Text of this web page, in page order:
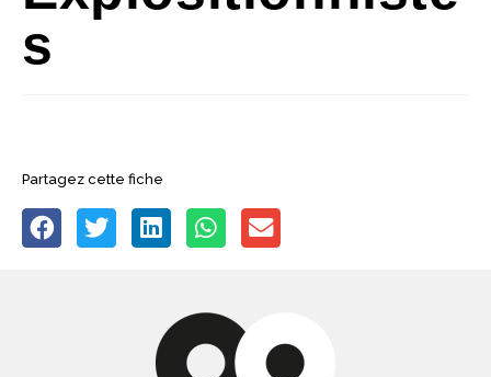
S
Partagez cette fiche